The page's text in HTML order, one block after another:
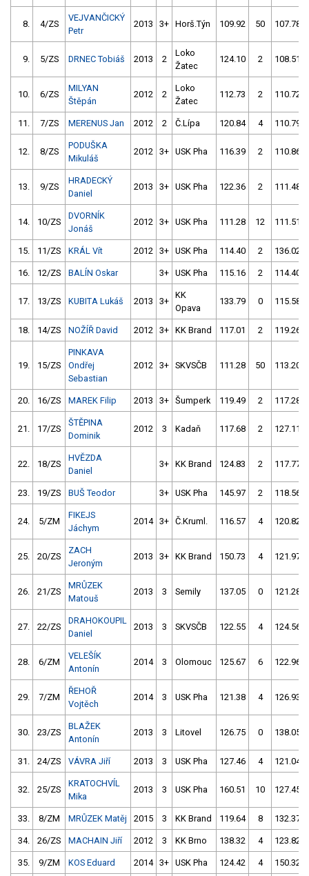
8. 4/ZS
VEJVANČICKÝ
Petr
2013 3+ Horš.Týn 109.92 50 107.78
9. 5/ZS DRNEC Tobiáš 2013 2
Loko
Žatec
124.10 2 108.51
10. 6/ZS
MILYAN
Štěpán
2012 2
Loko
Žatec
112.73 2 110.72
11. 7/ZS MERENUS Jan 2012 2 Č.Lípa 120.84 4 110.79
12. 8/ZS
PODUŠKA
Mikuláš
2012 3+ USK Pha 116.39 2 110.86
13. 9/ZS
HRADECKÝ
Daniel
2013 3+ USK Pha 122.36 2 111.48
14. 10/ZS
DVORNÍK
Jonáš
2012 3+ USK Pha 111.28 12 111.51
15. 11/ZS KRÁL Vít 2012 3+ USK Pha 114.40 2 136.02
16. 12/ZS BALÍN Oskar 3+ USK Pha 115.16 2 114.40
17. 13/ZS KUBITA Lukáš 2013 3+
KK
Opava
133.79 0 115.58
18. 14/ZS NOŽÍŘ David 2012 3+ KK Brand 117.01 2 119.26
19. 15/ZS
PINKAVA
Ondřej
Sebastian
2012 3+ SKVSČB 111.28 50 113.20
20. 16/ZS MAREK Filip 2013 3+ Šumperk 119.49 2 117.28
21. 17/ZS
ŠTĚPINA
Dominik
2012 3 Kadaň 117.68 2 127.11
22. 18/ZS
HVĚZDA
Daniel
3+ KK Brand 124.83 2 117.77
23. 19/ZS BUŠ Teodor 3+ USK Pha 145.97 2 118.56
24. 5/ZM
FIKEJS
Jáchym
2014 3+ Č.Kruml. 116.57 4 120.82
25. 20/ZS
ZACH
Jeroným
2013 3+ KK Brand 150.73 4 121.97
26. 21/ZS
MRŮZEK
Matouš
2013 3 Semily 137.05 0 121.28
27. 22/ZS
DRAHOKOUPIL
Daniel
2013 3 SKVSČB 122.55 4 124.56
28. 6/ZM
VELEŠÍK
Antonín
2014 3 Olomouc 125.67 6 122.96
29. 7/ZM
ŘEHOŘ
Vojtěch
2014 3 USK Pha 121.38 4 126.93
30. 23/ZS
BLAŽEK
Antonín
2013 3 Litovel 126.75 0 138.05
31. 24/ZS VÁVRA Jiří 2013 3 USK Pha 127.46 4 121.04
32. 25/ZS
KRATOCHVÍL
Mika
2013 3 USK Pha 160.51 10 127.45
33. 8/ZM MRŮZEK Matěj 2015 3 KK Brand 119.64 8 132.37
34. 26/ZS MACHAIN Jiří 2012 3 KK Brno 138.32 4 123.82
35. 9/ZM KOS Eduard 2014 3+ USK Pha 124.42 4 150.32